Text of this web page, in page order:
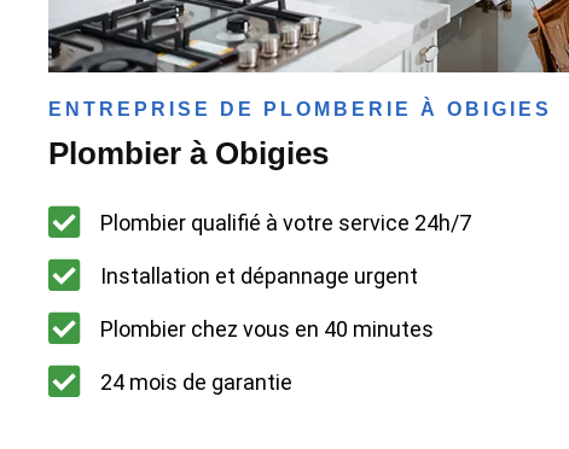
ENTREPRISE DE PLOMBERIE À OBIGIES
Plombier à Obigies
Plombier qualifié à votre service 24h/7
Installation et dépannage urgent
Plombier chez vous en 40 minutes
24 mois de garantie